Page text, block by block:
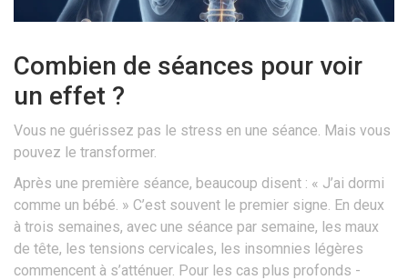
Combien de séances pour voir
un effet ?
Vous ne guérissez pas le stress en une séance. Mais vous
pouvez le transformer.
Après une première séance, beaucoup disent : « J’ai dormi
comme un bébé. » C’est souvent le premier signe. En deux
à trois semaines, avec une séance par semaine, les maux
de tête, les tensions cervicales, les insomnies légères
commencent à s’atténuer. Pour les cas plus profonds -